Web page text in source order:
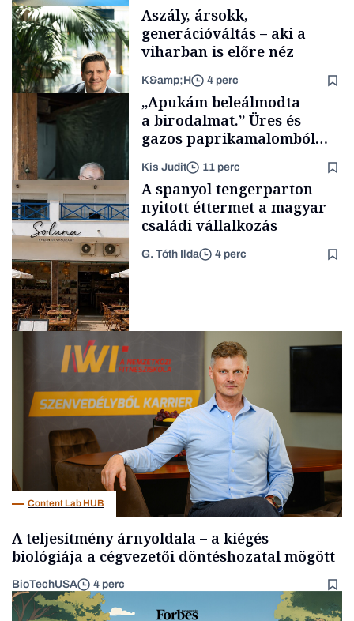
Tech
TÁMOGATÓI
Aszály, ársokk,
generációváltás – aki a
viharban is előre néz
K&amp;H 4 perc
Családi
vállalkozások
„Apukám beleálmodta
a birodalmat.” Üres és
gazos paprikamalomból
fűszersztori
Kis Judit 11 perc
A spanyol tengerparton
nyitott éttermet a magyar
családi vállalkozás
G. Tóth Ilda 4 perc
Content Lab HUB
A teljesítmény árnyoldala – a kiégés
biológiája a cégvezetői döntéshozatal mögött
BioTechUSA 4 perc